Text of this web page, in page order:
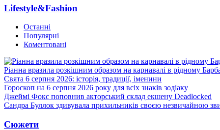
Lifestyle&Fashion
Останні
Популярні
Коментовані
Ріанна вразила розкішним образом на карнавалі в рідному
Свята 6 серпня 2026: історія, традиції, іменини
Гороскоп на 6 серпня 2026 року для всіх знаків зодіаку
Джеймі Фокс поповнив акторський склад екшену Deadlocked
Сандра Буллок здивувала прихильників своєю незвичайною
Сюжети